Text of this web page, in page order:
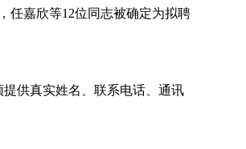
任嘉欣等12位同志被确定为拟聘
供真实姓名、联系电话、通讯